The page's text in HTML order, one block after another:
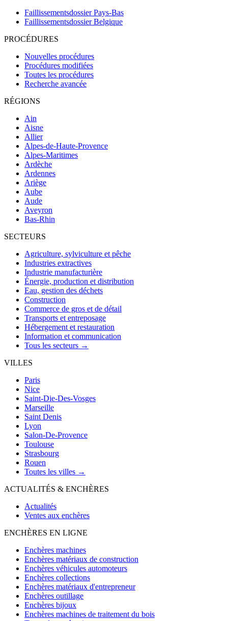
Faillissementsdossier Pays-Bas
Faillissementsdossier Belgique
PROCÉDURES
Nouvelles procédures
Procédures modifiées
Toutes les procédures
Recherche avancée
RÉGIONS
Ain
Aisne
Allier
Alpes-de-Haute-Provence
Alpes-Maritimes
Ardèche
Ardennes
Ariège
Aube
Aude
Aveyron
Bas-Rhin
SECTEURS
Agriculture, sylviculture et pêche
Industries extractives
Industrie manufacturière
Énergie, production et distribution
Eau, gestion des déchets
Construction
Commerce de gros et de détail
Transports et entreposage
Hébergement et restauration
Information et communication
Tous les secteurs →
VILLES
Paris
Nice
Saint-Die-Des-Vosges
Marseille
Saint Denis
Lyon
Salon-De-Provence
Toulouse
Strasbourg
Rouen
Toutes les villes →
ACTUALITÉS & ENCHÈRES
Actualités
Ventes aux enchères
ENCHÈRES EN LIGNE
Enchères machines
Enchères matériaux de construction
Enchères véhicules automoteurs
Enchères collections
Enchères matériaux d'entrepreneur
Enchères outillage
Enchères bijoux
Enchères machines de traitement du bois